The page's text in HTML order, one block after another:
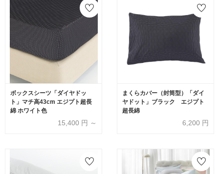
ボックスシーツ「ダイヤドッ
ト」マチ高43cm エジプト超長
綿 ホワイト色
15,400 円 ～
まくらカバー（封筒型）「ダイ
ヤドット」ブラック エジプト
超長綿
6,200 円